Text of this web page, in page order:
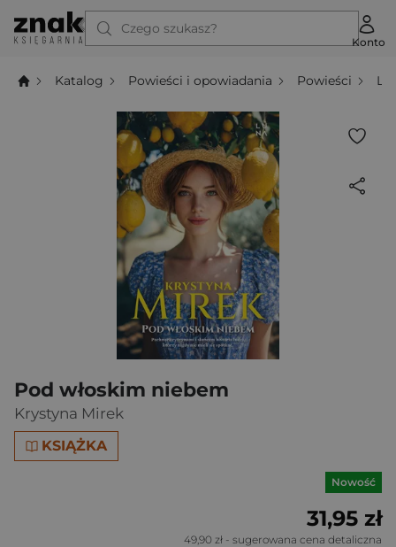
Czego szukasz?
Konto
Katalog Powieści i opowiadania Powieści
Pod włoskim niebem
Krystyna Mirek
KSIĄŻKA
Nowość
31,95 zł
49,90 zł - sugerowana cena detaliczna